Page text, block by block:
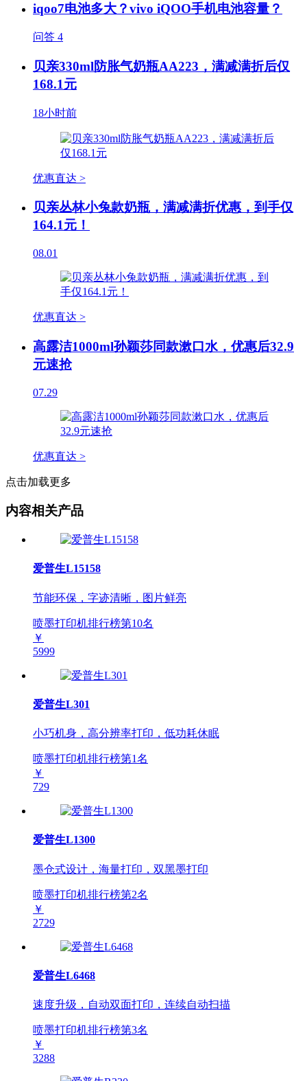
iqoo7电池多大？vivo iQOO手机电池容量？
问答 4
贝亲330ml防胀气奶瓶AA223，满减满折后仅
168.1元
18小时前
优惠直达 >
贝亲丛林小兔款奶瓶，满减满折优惠，到手仅
164.1元！
08.01
优惠直达 >
高露洁1000ml孙颖莎同款漱口水，优惠后32.9
元速抢
07.29
优惠直达 >
点击加载更多
内容相关产品
爱普生L15158
节能环保，字迹清晰，图片鲜亮
喷墨打印机排行榜第10名
￥
5999
爱普生L301
小巧机身，高分辨率打印，低功耗休眠
喷墨打印机排行榜第1名
￥
729
爱普生L1300
墨仓式设计，海量打印，双黑墨打印
喷墨打印机排行榜第2名
￥
2729
爱普生L6468
速度升级，自动双面打印，连续自动扫描
喷墨打印机排行榜第3名
￥
3288